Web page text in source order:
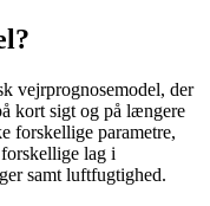
vejrprognosemodel, der
kort sigt og på længere
forskellige parametre,
lag i
samt luftfugtighed.